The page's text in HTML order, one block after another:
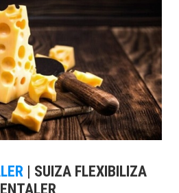
| SUIZA FLEXIBILIZA